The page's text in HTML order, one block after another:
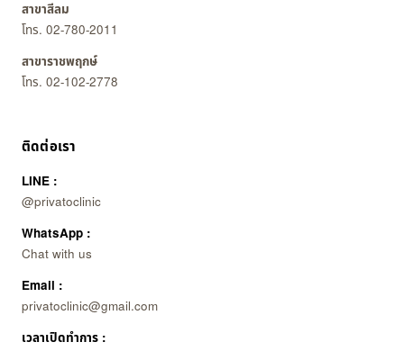
สาขาสีลม
โทร. 02-780-2011
สาขาราชพฤกษ์
โทร. 02-102-2778
ติดต่อเรา
LINE :
@privatoclinic
WhatsApp :
Chat with us
Email :
privatoclinic@gmail.com
เวลาเปิดทำการ :